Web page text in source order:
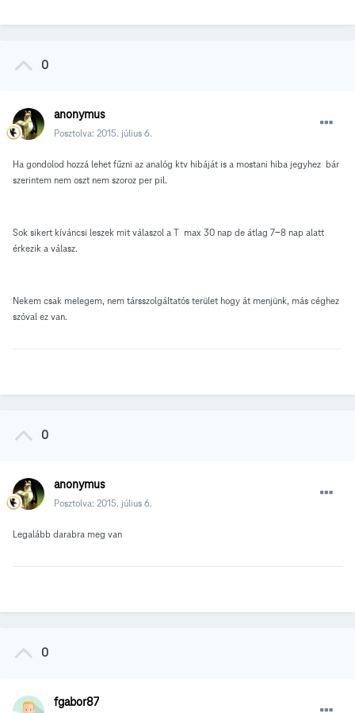
0
anonymus
Posztolva: 2015. július 6.
Ha gondolod hozzá lehet fűzni az analóg ktv hibáját is a mostani hiba jegyhez bár
szerintem nem oszt nem szoroz per pil.
Sok sikert kíváncsi leszek mit válaszol a T max 30 nap de átlag 7-8 nap alatt
érkezik a válasz.
Nekem csak melegem, nem társszolgáltatós terület hogy át menjünk, más céghez
szóval ez van.
0
anonymus
Posztolva: 2015. július 6.
Legalább darabra meg van
0
fgabor87